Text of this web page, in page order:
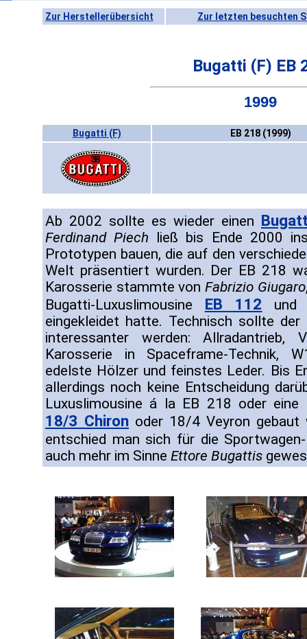
Zur Herstellerübersicht Zur letzten besuchten
Bugatti (F) EB
1999
Bugatti (F) EB 218 (1999)
Ab 2002 sollte es wieder einen
Ferdinand Piech ließ bis Ende 2000
Prototypen bauen, die auf den
Welt präsentiert wurden. Der EB 218
Karosserie stammte von Fabrizio Giugaro
Bugatti-Luxuslimousine EB 112
eingekleidet hatte. Technisch sollte
interessanter werden: Allradantrieb,
Karosserie in Spaceframe-Technik,
edelste Hölzer und feinstes Leder. Bis
allerdings noch keine Entscheidung
Luxuslimousine á la EB 218 oder eine
18/3 Chiron oder 18/4 Veyron
entschied man sich für die
auch mehr im Sinne Ettore Bugattis